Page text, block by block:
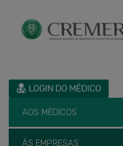
AOS MÉDICOS
ÀS EMPRESAS